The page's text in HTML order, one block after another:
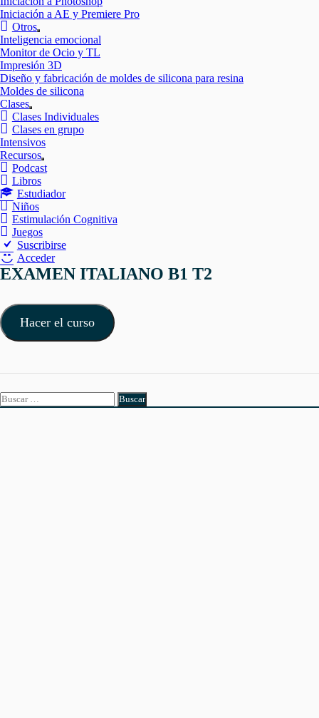
Iniciación a AE y Premiere Pro
Otros
Mostrar
el
submenú
Inteligencia emocional
Monitor de Ocio y TL
Impresión 3D
Diseño y fabricación de moldes de silicona para resina
Moldes de silicona
Clases
Mostrar
el
submenú
Clases Individuales
Clases en grupo
Intensivos
Recursos
Mostrar
el
Podcast
Libros
Estudiador
Niños
Estimulación Cognitiva
Juegos
Suscribirse
Acceder
EXAMEN ITALIANO B1 T2
Hacer el curso
Buscar: